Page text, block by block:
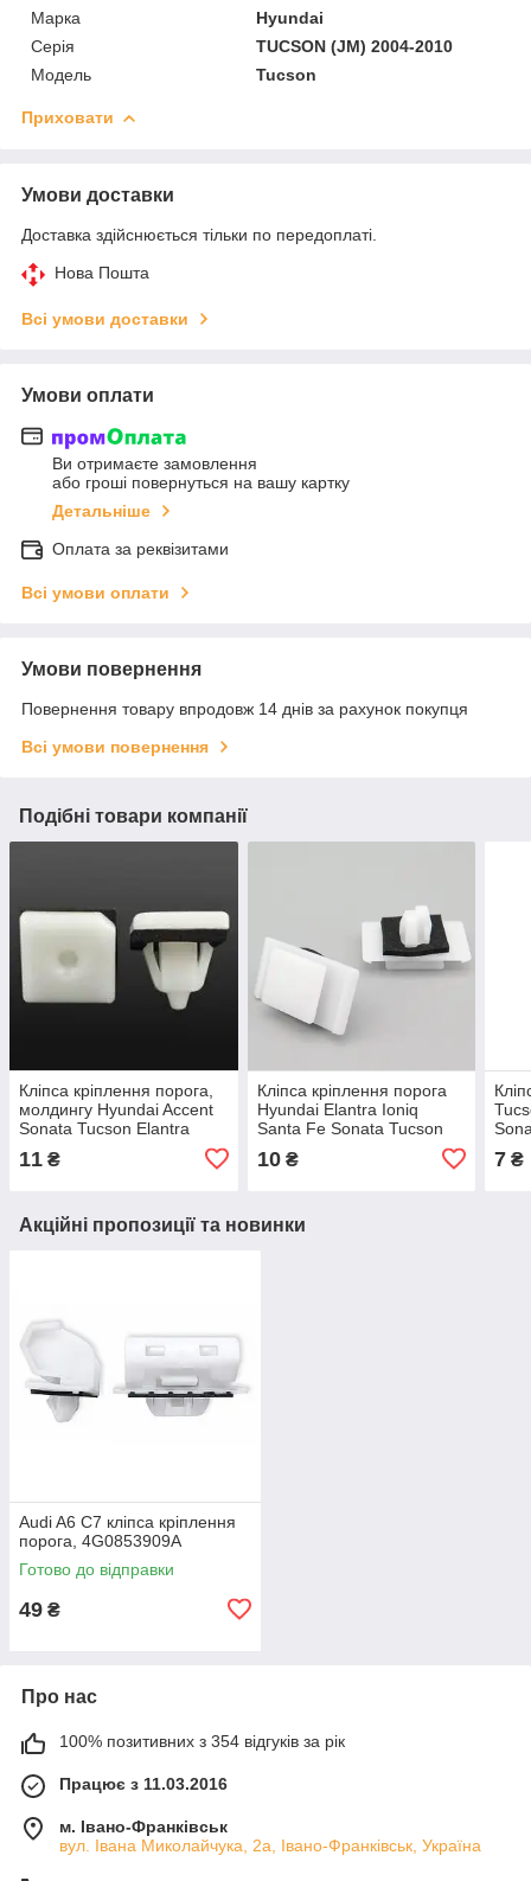
Марка
Hyundai
Серія
TUCSON (JM) 2004-2010
Модель
Tucson
Приховати
Умови доставки
Доставка здійснюється тільки по передоплаті.
Нова Пошта
Всі умови доставки
Умови оплати
Ви отримаєте замовлення
або гроші повернуться на вашу картку
Детальніше
Оплата за реквізитами
Всі умови оплати
Умови повернення
Повернення товару впродовж 14 днів за рахунок покупця
Всі умови повернення
Подібні товари компанії
Кліпса кріплення порога,
молдингу Hyundai Accent
Sonata Tucson Elantra
Santa Fe i30/ Kia EV6 K5
Picanto Soreno Soul /
11 ₴
Кліпса кріплення порога
Hyundai Elantra Ioniq
Santa Fe Sonata Tucson
Kona i20 i30 ix35/ Kia К5
K8 Sportage (87758G2000)
10₴ 7 ₴
Акційні пропозиції та новинки
Audi A6 C7 кліпса кріплення
порога, 4G0853909A
Готово до відправки
49 ₴
Про нас
100% позитивних з 354 відгуків за рік
Працює з 11.03.2016
м. Івано-Франківськ
вул. Івана Миколайчука, 2а, Івано-Франківськ, Україна